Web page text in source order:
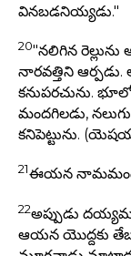
వినబడనియ్యడు."
20"నలిగిన
నారవత్తిని
కనుపరచును.
మందగిలడు,
కనిపెట్టును.
21ఈయన నామమందు
22అప్పుడు
ఆయన యొద్దకు